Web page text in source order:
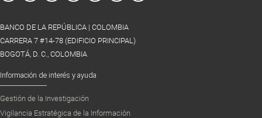
BANCO DE LA REPÚBLICA | COLOMBIA
CARRERA 7 #14-78 (EDIFICIO PRINCIPAL)
BOGOTÁ, D. C., COLOMBIA
Información de interés y ayuda
Gestión de la Investigación
Vigilancia Estratégica de la Información